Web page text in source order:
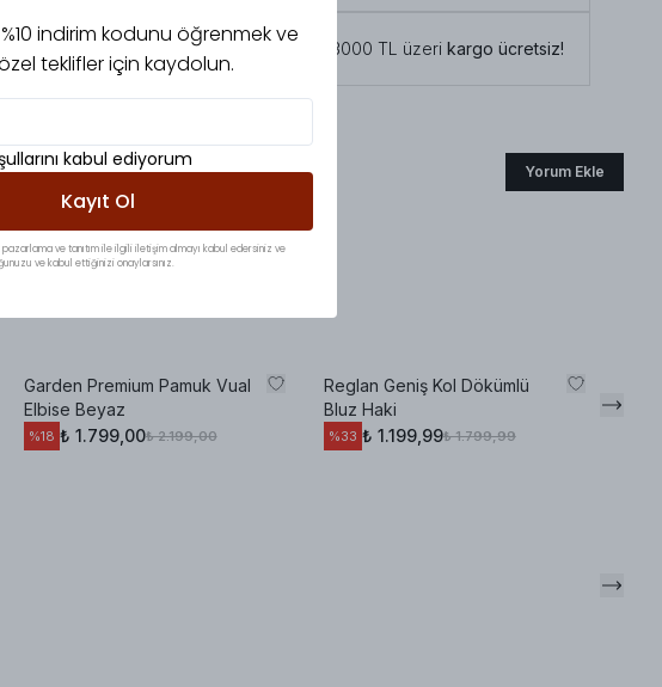
Tüm siparişlerde 3000 TL üzeri kargo ücretsiz!
Yorum Ekle
Garden Premium Pamuk Vual
Elbise Beyaz
%18 ₺ 1.799,00₺ 2.199,00
Reglan Geniş Kol Dökümlü
Bluz Haki
%33 ₺ 1.199,99₺ 1.799,99
indirim kodunu öğrenmek ve
teklifler için kaydolun.
kabul ediyorum
Kayıt Ol
ve tanıtım ile ilgili iletişim almayı kabul edersiniz ve
ve kabul ettiğinizi onaylarsınız.